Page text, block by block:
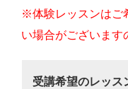
※体験レッスンはご
い場合がございます
受講希望のレッス